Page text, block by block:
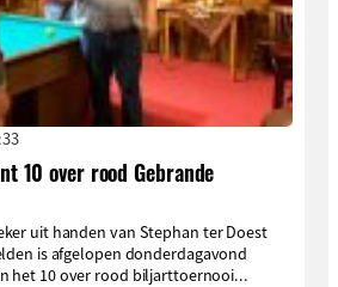
10 over rood Gebrande
uit handen van Stephan ter Doest
is afgelopen donderdagavond
het 10 over rood biljarttoernooi...